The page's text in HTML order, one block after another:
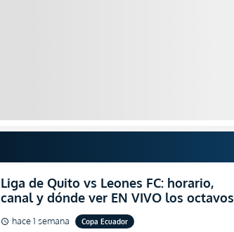
Liga de Quito vs Leones FC: horario,
canal y dónde ver EN VIVO los octavos
de final de la Copa Ecuador 2026
schedule hace 1 semana Copa Ecuador